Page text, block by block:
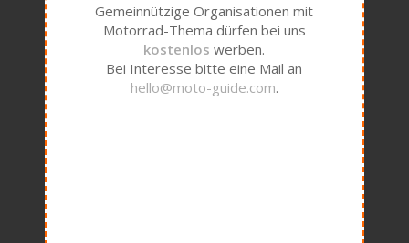
Gemeinnützige Organisationen mit
Motorrad-Thema dürfen bei uns
kostenlos werben.
Bei Interesse bitte eine Mail an
hello@moto-guide.com.